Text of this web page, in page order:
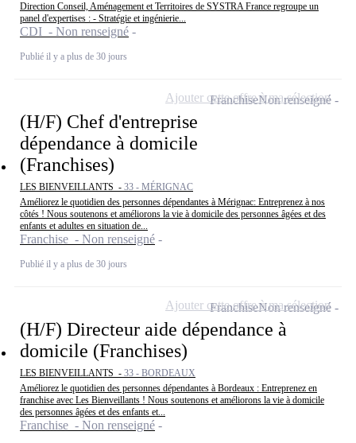
Direction Conseil, Aménagement et Territoires de SYSTRA France regroupe un
panel d'expertises : - Stratégie et ingénierie...
CDI - Non renseigné
Publié il y a plus de 30 jours
(H/F) Chef d'entreprise
dépendance à domicile
(Franchises)
LES BIENVEILLANTS - 33 - MÉRIGNAC
Améliorez le quotidien des personnes dépendantes à Mérignac: Entreprenez à nos
côtés ! Nous soutenons et améliorons la vie à domicile des personnes âgées et des
enfants et adultes en situation de...
Franchise - Non renseigné
Publié il y a plus de 30 jours
FranchiseNon renseigné
Ajouter cette offre à ma sélection
(H/F) Directeur aide dépendance à
domicile (Franchises)
LES BIENVEILLANTS - 33 - BORDEAUX
Améliorez le quotidien des personnes dépendantes à Bordeaux : Entreprenez en
franchise avec Les Bienveillants ! Nous soutenons et améliorons la vie à domicile
des personnes âgées et des enfants et...
Franchise - Non renseigné
FranchiseNon renseigné
Ajouter cette offre à ma sélection